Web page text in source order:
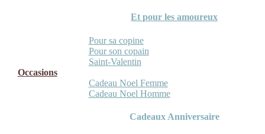
Et pour les amoureux
Pour sa copine
Pour son copain
Saint-Valentin
Occasions
Cadeau Noel Femme
Cadeau Noel Homme
Cadeaux Anniversaire